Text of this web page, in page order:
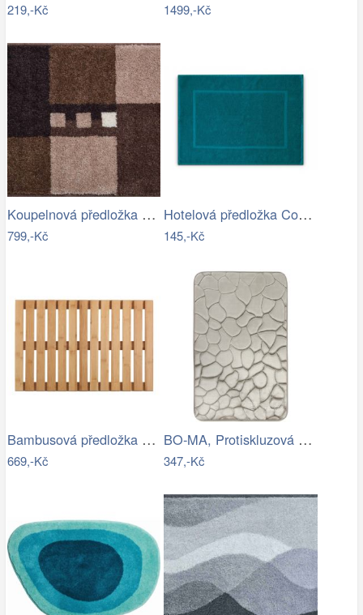
219,-Kč 1499,-Kč
Koupelnová předložka MERKUR
799,-Kč
Hotelová předložka Comfort azurová 750g…
145,-Kč
Bambusová předložka WENKO
669,-Kč
BO-MA, Protiskluzová koupelnová…
347,-Kč